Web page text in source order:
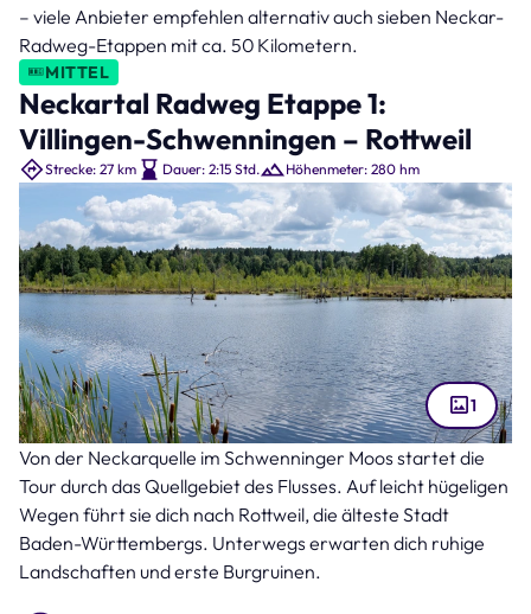
– viele Anbieter empfehlen alternativ auch sieben Neckar-
Radweg-Etappen mit ca. 50 Kilometern.
MITTEL
Neckartal Radweg Etappe 1:
Villingen-Schwenningen – Rottweil
Strecke: 27 km Dauer: 2:15 Std. Höhenmeter: 280 hm
Wanderweg über einen Holzsteg im Moor Schwenninger Moos bei Villingen-
Schwenningen an der Neckarquelle (Bild: Robert Schneider –
stock.adobe.com )
1
Von der Neckarquelle im Schwenninger Moos startet die
Tour durch das Quellgebiet des Flusses. Auf leicht hügeligen
Wegen führt sie dich nach Rottweil, die älteste Stadt
Baden-Württembergs. Unterwegs erwarten dich ruhige
Landschaften und erste Burgruinen.